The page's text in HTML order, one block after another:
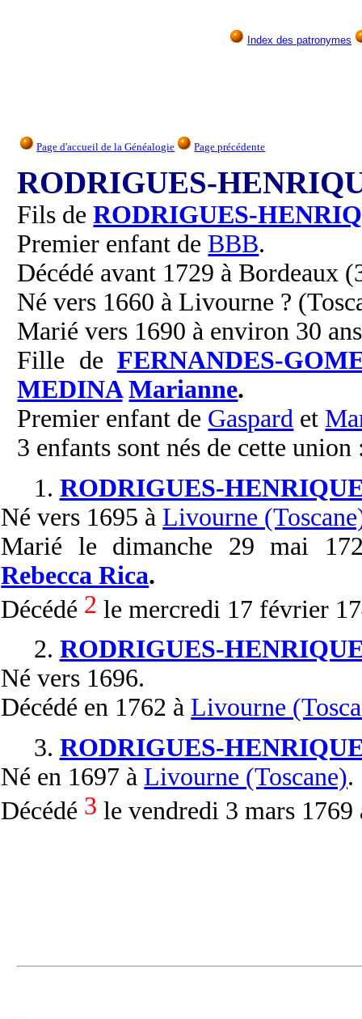
Index des patronymes
Page d'accueil de la Généalogie Page précédente
RODRIGUES-
Fils deRODRIGUES-
Premier enfant de BBB.
Décédé avant 1729 à Bordeaux
Né vers 1660 à Livourne ?
Marié vers 1690 à environ 30
Fille de FERNANDES-
MEDINA Marianne.
Premier enfant de Gaspard et
3 enfants sont nés de cette union
1. RODRIGUES-
Né vers 1695 à Livourne
Marié le dimanche 29 mai
Rebecca Rica.
Décédé 2 le mercredi 17 février
2. RODRIGUES-
Né vers 1696.
Décédé en 1762 à Livourne
3. RODRIGUES-
Né en 1697 à Livourne (Toscane).
Décédé 3 le vendredi 3 mars